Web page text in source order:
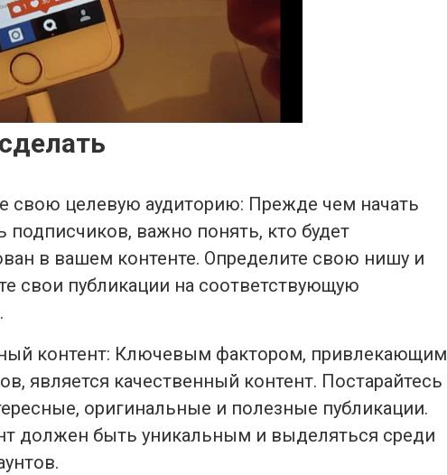
свою целевую аудиторию: Прежде чем начать
подписчиков, важно понять, кто будет
в вашем контенте. Определите свою нишу и
свои публикации на соответствующую
контент: Ключевым фактором, привлекающим
является качественный контент. Постарайтесь
оригинальные и полезные публикации.
должен быть уникальным и выделяться среди